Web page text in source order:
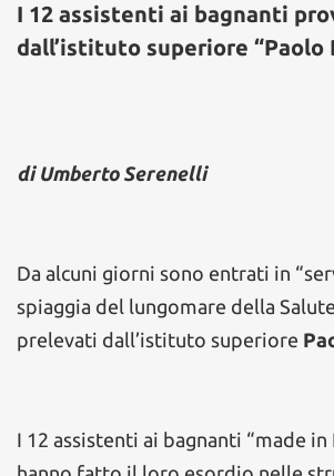
I 12 assistenti ai bagnanti
dall’istituto superiore “Paolo
di Umberto Serenelli
Da alcuni giorni sono entrati in
spiaggia del lungomare della
prelevati dall’istituto superiore
I 12 assistenti ai bagnanti “made in